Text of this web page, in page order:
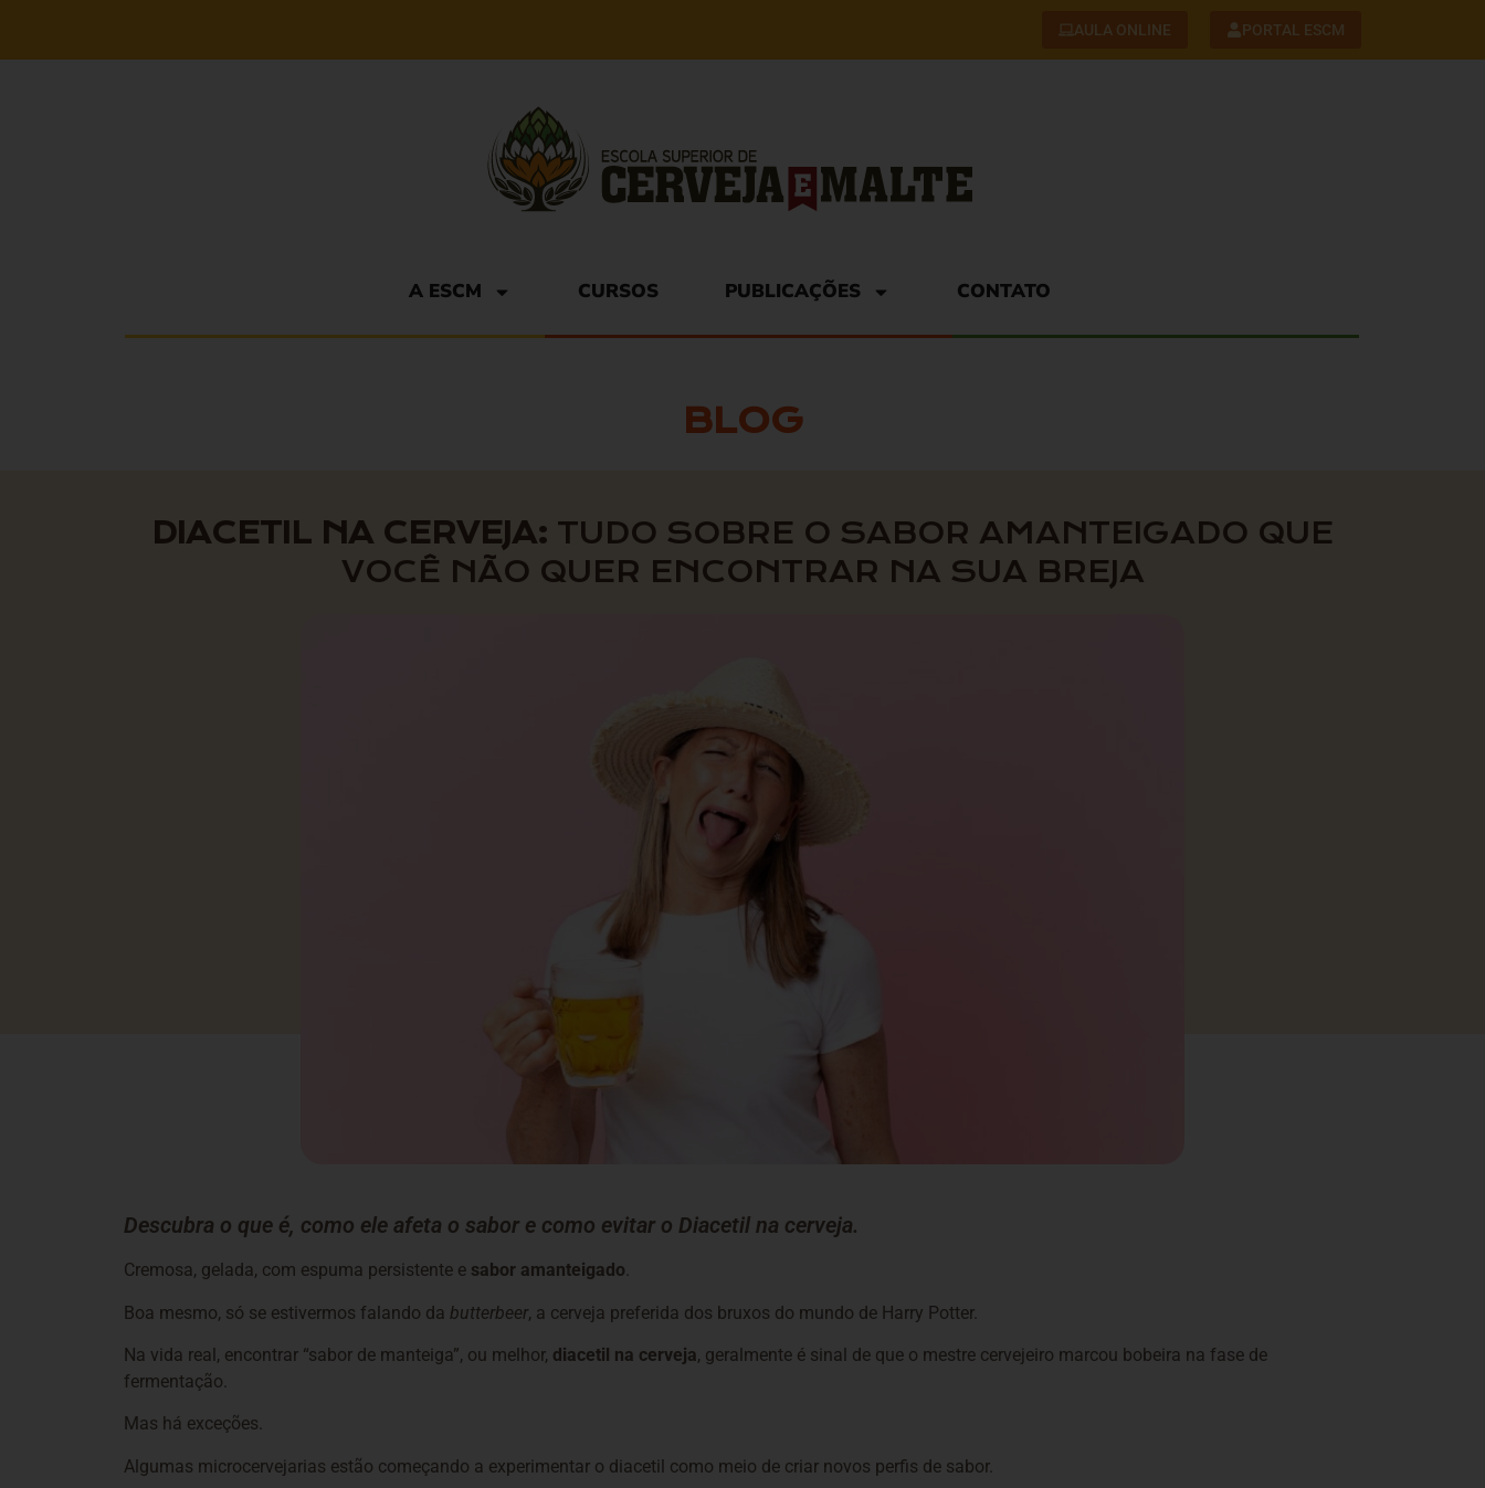
AULA ONLINE PORTAL ESCM
A ESCM CURSOS PUBLICAÇÕES CONTATO
BLOG
DIACETIL NA CERVEJA: TUDO SOBRE O SABOR AMANTEIGADO QUE
VOCÊ NÃO QUER ENCONTRAR NA SUA BREJA
Descubra o que é, como ele afeta o sabor e como evitar o Diacetil na cerveja.
Cremosa, gelada, com espuma persistente e sabor amanteigado.
Boa mesmo, só se estivermos falando da butterbeer, a cerveja preferida dos bruxos do mundo de Harry Potter.
Na vida real, encontrar “sabor de manteiga”, ou melhor, diacetil na cerveja, geralmente é sinal de que o mestre cervejeiro marcou bobeira na fase de
fermentação.
Mas há exceções.
Algumas microcervejarias estão começando a experimentar o diacetil como meio de criar novos perfis de sabor.